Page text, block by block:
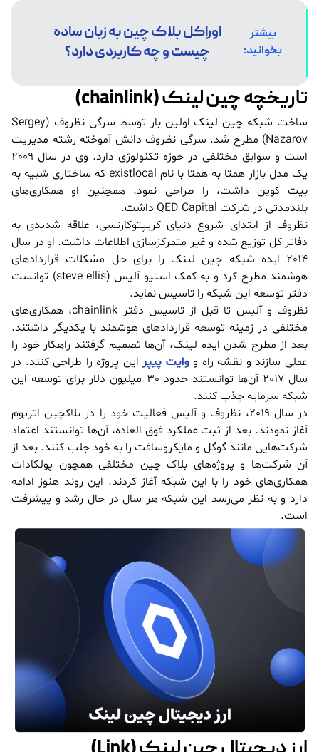
بیشتر
بخوانید:
اوراکل بلاک چین به زبان ساده
چیست و چه کاربردی دارد؟
تاریخچه چین لینک (chainlink)
ساخت شبکه چین لینک اولین بار توسط سرگی نظروف (Sergey
Nazarov) مطرح شد. سرگی نظروف دانش آموخته رشته مدیریت
است و سوابق مختلفی در حوزه تکنولوژی دارد. وی در سال 2009
یک مدل بازار همتا به همتا با نام existlocal که ساختاری شبیه به
بیت کوین داشت، را طراحی نمود. همچنین او همکاری‌های
بلندمدتی در شرکت QED Capital داشت.
نظروف از ابتدای شروع دنیای کریپتوکارنسی، علاقه شدیدی به
دفاتر کل توزیع شده و غیر متمرکزسازی اطلاعات داشت. او در سال
2014 ایده شبکه چین لینک را برای حل مشکلات قراردادهای
هوشمند مطرح کرد و به کمک استیو آلیس (steve ellis) توانست
دفتر توسعه این شبکه را تاسیس نماید.
نظروف و آلیس تا قبل از تاسیس دفتر chainlink، همکاری‌های
مختلفی در زمینه توسعه قراردادهای هوشمند با یکدیگر داشتند.
بعد از مطرح شدن ایده لینک، آن‌ها تصمیم گرفتند راهکار خود را
عملی سازند و نقشه راه و وایت پیپراین پروژه را طراحی کنند. در
سال 2017 آن‌ها توانستند حدود 30 میلیون دلار برای توسعه این
شبکه سرمایه جذب کنند.
در سال 2019، نظروف و آلیس فعالیت خود را در بلاکچین اتریوم
آغاز نمودند. بعد از ثبت عملکرد فوق العاده، آن‌ها توانستند اعتماد
شرکت‌هایی مانند گوگل و مایکروسافت را به خود جلب کنند. بعد از
آن شرکت‌ها و پروژه‌های بلاک چین مختلفی همچون پولکادات
همکاری‌های خود را با این شبکه آغاز کردند. این روند هنوز ادامه
دارد و به نظر می‌رسد این شبکه هر سال در حال رشد و پیشرفت
است.